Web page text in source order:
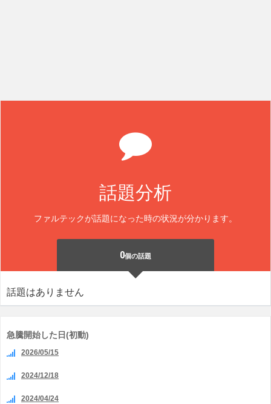
話題分析
ファルテックが話題になった時の状況が分かります。
0個の話題
話題はありません
急騰開始した日(初動)
2026/05/15
2024/12/18
2024/04/24